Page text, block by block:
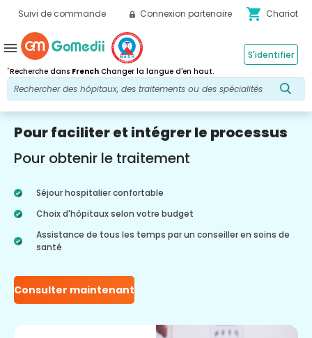
Suivi de commande Connexion partenaire shopping_cart Chariot
*Recherche dans French Changer la langue d'en haut.
S'identifier
menu
Pour faciliter et intégrer le processus
Pour obtenir le traitement
Séjour hospitalier confortable
Choix d'hôpitaux selon votre budget
Assistance de tous les temps par un conseiller en soins de
santé
Consulter maintenant